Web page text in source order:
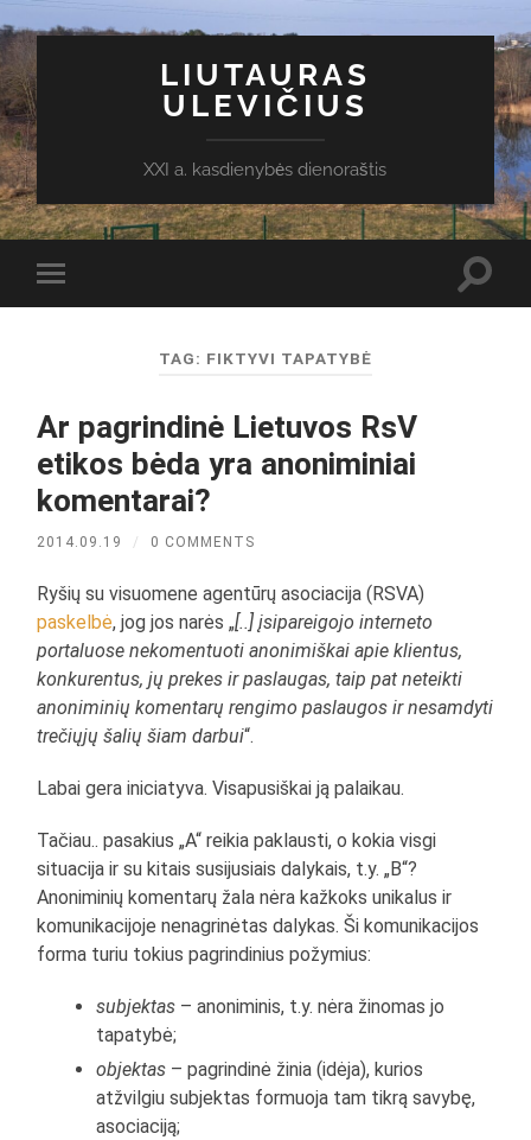
LIUTAURAS
ULEVIČIUS
XXI a. kasdienybės dienoraštis
Toggle
mobile
TAG: FIKTYVI TAPATYBĖ
Ar pagrindinė Lietuvos RsV
etikos bėda yra anoniminiai
komentarai?
2014.09.19 / 0 COMMENTS
Ryšių su visuomene agentūrų asociacija (RSVA)
paskelbė, jog jos narės „[..] įsipareigojo interneto
portaluose nekomentuoti anonimiškai apie klientus,
konkurentus, jų prekes ir paslaugas, taip pat neteikti
anoniminių komentarų rengimo paslaugos ir nesamdyti
trečiųjų šalių šiam darbui“.
Labai gera iniciatyva. Visapusiškai ją palaikau.
Tačiau.. pasakius „A“ reikia paklausti, o kokia visgi
situacija ir su kitais susijusiais dalykais, t.y. „B“?
Anoniminių komentarų žala nėra kažkoks unikalus ir
komunikacijoje nenagrinėtas dalykas. Ši komunikacijos
forma turiu tokius pagrindinius požymius:
subjektas – anoniminis, t.y. nėra žinomas jo
tapatybė;
objektas – pagrindinė žinia (idėja), kurios
atžvilgiu subjektas formuoja tam tikrą savybę,
asociaciją;